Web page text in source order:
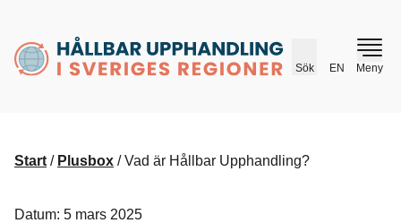
husr.se
Sök EN Meny
Start / Plusbox /Vad är Hållbar Upphandling?
Datum: 5 mars 2025